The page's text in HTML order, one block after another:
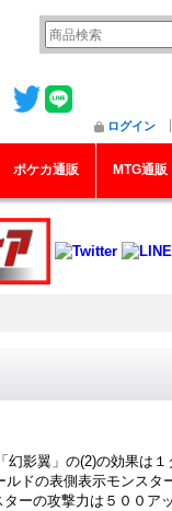
ログイン
ポケカ通販 MTG通販
幻影翼」の(2)の効果は
ルドの表側表示モンスタ
ーの攻撃力は５００ア